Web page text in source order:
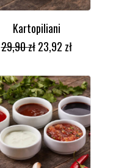
DODAJ DO KOSZYKA
Kartopiliani
29,90zł 23,92 zł